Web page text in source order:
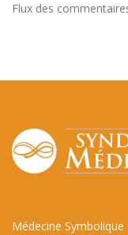
Flux des
Médecine Symbolique